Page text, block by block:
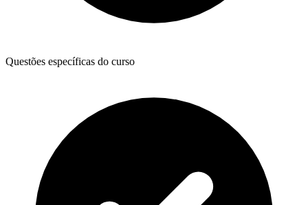
Questões específicas do curso